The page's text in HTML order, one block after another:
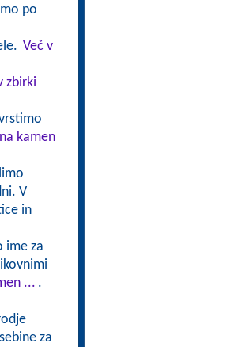
po
Več v
zbirki
kamen
V
in
ime za
... .
za